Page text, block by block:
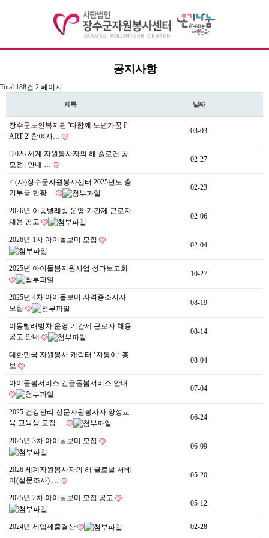
이사장 인사말
센터장인사말
비전 및 연혁
주요사업/협력사업
찾아오시는길
자원봉사
자원봉사란?
자원봉사 신청
자원봉사자 등록
활동처 등록
활동처 현황
정보공개
공지사항
자료실
센터소식
센터활동
공지사항
Total 188건 2 페이지
제목 날짜
장수군노인복지관 '다함께 노년가꿈 P
ART 2' 참여자…
03-03
[2026 세계 자원봉사자의 해 슬로건 공
모전] 안내 …
02-27
< (사)장수군자원봉사센터 2025년도 총
기부금 현황…
02-23
2026년 이동빨래방 운영 기간제 근로자
채용 공고
02-06
2026년 1차 아이돌보미 모집
02-04
2025년 아이돌봄지원사업 성과보고회
10-27
2025년 4차 아이돌보미 자격증소지자
모집
08-19
이동빨래방차 운영 기간제 근로자 채용
공고 안내
08-14
대한민국 자원봉사 캐릭터 ‘자봉이’ 홍
보
08-04
아이돌봄서비스 긴급돌봄서비스 안내
07-04
2025 건강관리 전문자원봉사자 양성교
육 교육생 모집 …
06-24
2025년 3차 아이돌보미 모집
06-09
2026 세계자원봉사자의 해 글로벌 서베
이(설문조사) …
05-20
2025년 2차 아이돌보미 모집 공고
05-12
2024년 세입세출결산 02-28